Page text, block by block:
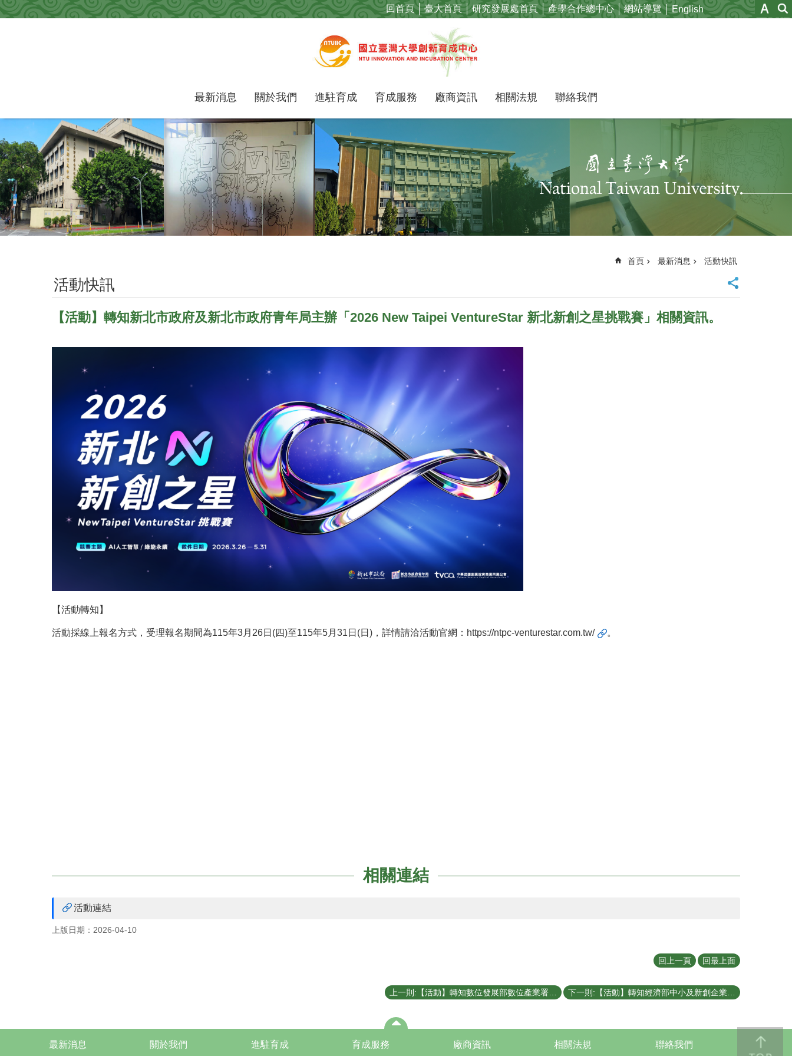
跳到主要內容區塊 回首頁 臺大首頁 研究發展處首頁 產學合作總中心 網站導覽 English
最新消息 關於我們 進駐育成 育成服務 廠商資訊 相關法規 聯絡我們
首頁 最新消息 活動快訊
活動快訊
【活動】轉知新北市政府及新北市政府青年局主辦「2026 New Taipei VentureStar 新北新創之星挑戰賽」相關資訊。
【活動轉知】
活動採線上報名方式，受理報名期間為115年3月26日(四)至115年5月31日(日)，詳情請洽活動官網： https://ntpc-venturestar.com.tw/ 。
相關連結
活動連結
上版日期：2026-04-10
回上一頁 回最上面
最新消息 關於我們 進駐育成 育成服務 廠商資訊 相關法規 聯絡我們